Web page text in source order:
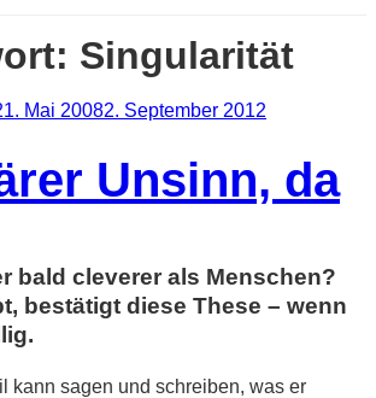
Singularität
Mai 20082. September 2012
Unsinn, da
bald cleverer als Menschen?
bestätigt diese These – wenn
kann sagen und schreiben, was er